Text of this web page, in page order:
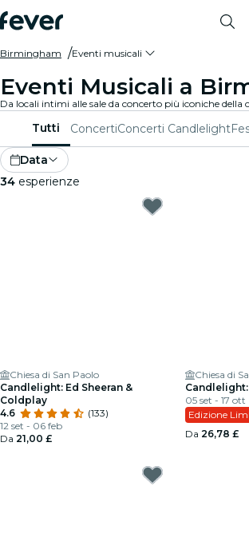
Birmingham Eventi musicali
Eventi Musicali a
Tutti ConcertiConcerti Candlelight
Data
34 esperienze
Chiesa di San Paolo
Candlelight: Ed Sheeran &
Coldplay
4.6
(133)
12 set - 06 feb
Da 21,00 £
Chiesa di
05 set - 17 ott
Edizione
Da 26,78 £